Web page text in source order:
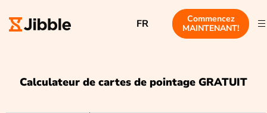
FR
Commencez
MAINTENANT!
Calculateur de cartes de pointage GRATUIT